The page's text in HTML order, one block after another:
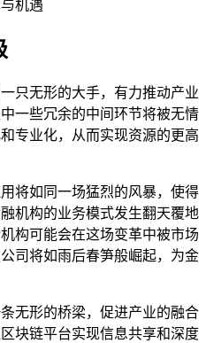
机遇
只无形的大手，有力推动产业
一些冗余的中间环节将被无情
专业化，从而实现资源的更高
将如同一场猛烈的风暴，使得
机构的业务模式发生翻天覆地
构可能会在这场变革中被市场
司将如雨后春笋般崛起，为金
无形的桥梁，促进产业的融合
块链平台实现信息共享和深度